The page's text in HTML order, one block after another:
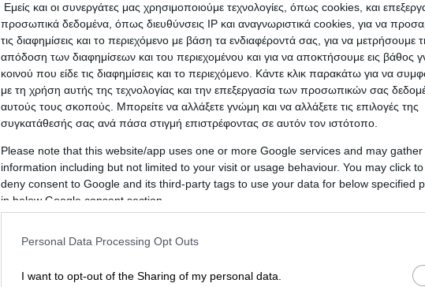
Εμείς και οι συνεργάτες μας χρησιμοποιούμε τεχνολογίες, όπως cookies, και
προσωπικά δεδομένα, όπως διευθύνσεις IP και αναγνωριστικά cookies, για να
τις διαφημίσεις και το περιεχόμενο με βάση τα ενδιαφέροντά σας, για να μετρήσουμε
απόδοση των διαφημίσεων και του περιεχομένου και για να αποκτήσουμε εις βάθος
κοινού που είδε τις διαφημίσεις και το περιεχόμενο. Κάντε κλικ παρακάτω για να
με τη χρήση αυτής της τεχνολογίας και την επεξεργασία των προσωπικών σας
αυτούς τους σκοπούς. Μπορείτε να αλλάξετε γνώμη και να αλλάξετε τις επιλογές της
συγκατάθεσής σας ανά πάσα στιγμή επιστρέφοντας σε αυτόν τον ιστότοπο.
Please note that this website/app uses one or more Google services and may
information including but not limited to your visit or usage behaviour. You may click
deny consent to Google and its third-party tags to use your data for below specified
in below Google consent section.
Personal Data Processing Opt Outs
I want to opt-out of the Sharing of my personal data.